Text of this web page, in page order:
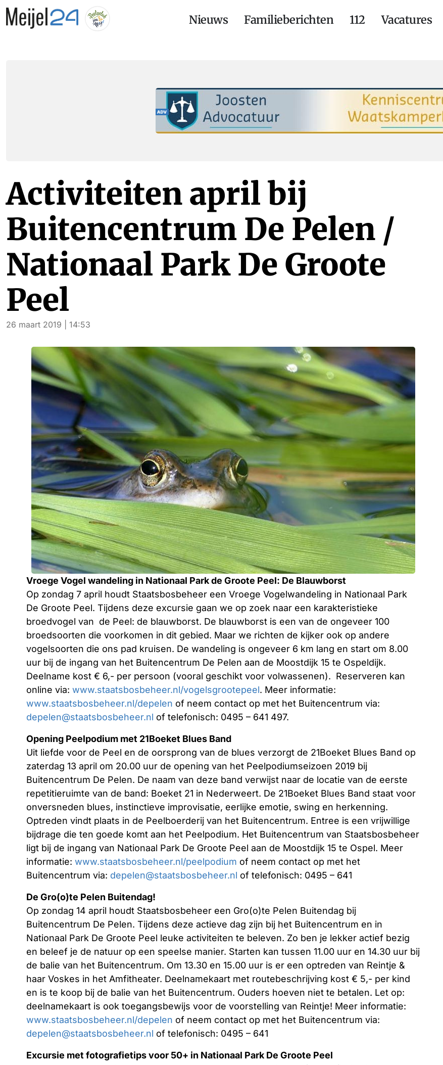
Nieuws Familieberichten 112 Vacatures
Activiteiten april bij
Buitencentrum De Pelen /
Nationaal Park De Groote
Peel
26 maart 2019 | 14:53
Vroege Vogel wandeling in Nationaal Park de Groote Peel: De Blauwborst
Op zondag 7 april houdt Staatsbosbeheer een Vroege Vogelwandeling in Nationaal Park
De Groote Peel. Tijdens deze excursie gaan we op zoek naar een karakteristieke
broedvogel van de Peel: de blauwborst. De blauwborst is een van de ongeveer 100
broedsoorten die voorkomen in dit gebied. Maar we richten de kijker ook op andere
vogelsoorten die ons pad kruisen. De wandeling is ongeveer 6 km lang en start om 8.00
uur bij de ingang van het Buitencentrum De Pelen aan de Moostdijk 15 te Ospeldijk.
Deelname kost € 6,- per persoon (vooral geschikt voor volwassenen). Reserveren kan
online via: www.staatsbosbeheer.nl/vogelsgrootepeel. Meer informatie:
www.staatsbosbeheer.nl/depelen of neem contact op met het Buitencentrum via:
depelen@staatsbosbeheer.nl of telefonisch: 0495 – 641 497.
Opening Peelpodium met 21Boeket Blues Band
Uit liefde voor de Peel en de oorsprong van de blues verzorgt de 21Boeket Blues Band op
zaterdag 13 april om 20.00 uur de opening van het Peelpodiumseizoen 2019 bij
Buitencentrum De Pelen. De naam van deze band verwijst naar de locatie van de eerste
repetitieruimte van de band: Boeket 21 in Nederweert. De 21Boeket Blues Band staat voor
onversneden blues, instinctieve improvisatie, eerlijke emotie, swing en herkenning.
Optreden vindt plaats in de Peelboerderij van het Buitencentrum. Entree is een vrijwillige
bijdrage die ten goede komt aan het Peelpodium. Het Buitencentrum van Staatsbosbeheer
ligt bij de ingang van Nationaal Park De Groote Peel aan de Moostdijk 15 te Ospel. Meer
informatie: www.staatsbosbeheer.nl/peelpodium of neem contact op met het
Buitencentrum via: depelen@staatsbosbeheer.nl of telefonisch: 0495 – 641
De Gro(o)te Pelen Buitendag!
Op zondag 14 april houdt Staatsbosbeheer een Gro(o)te Pelen Buitendag bij
Buitencentrum De Pelen. Tijdens deze actieve dag zijn bij het Buitencentrum en in
Nationaal Park De Groote Peel leuke activiteiten te beleven. Zo ben je lekker actief bezig
en beleef je de natuur op een speelse manier. Starten kan tussen 11.00 uur en 14.30 uur bij
de balie van het Buitencentrum. Om 13.30 en 15.00 uur is er een optreden van Reintje &
haar Voskes in het Amfitheater. Deelnamekaart met routebeschrijving kost € 5,- per kind
en is te koop bij de balie van het Buitencentrum. Ouders hoeven niet te betalen. Let op:
deelnamekaart is ook toegangsbewijs voor de voorstelling van Reintje! Meer informatie:
www.staatsbosbeheer.nl/depelen of neem contact op met het Buitencentrum via:
depelen@staatsbosbeheer.nl of telefonisch: 0495 – 641
Excursie met fotografietips voor 50+ in Nationaal Park De Groote Peel